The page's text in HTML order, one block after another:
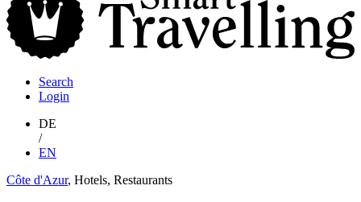
Search
Login
DE
/
EN
Côte d'Azur, Hotels, Restaurants